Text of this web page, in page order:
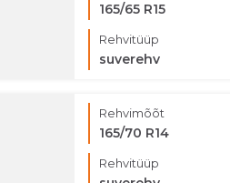
165/65 R15
Rehvitüüp
suverehv
Rehvimõõt
165/70 R14
Rehvitüüp